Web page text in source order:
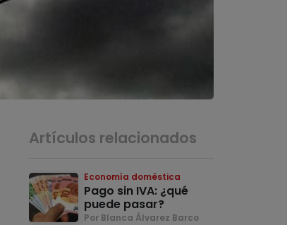
Artículos relacionados
Economía doméstica
Pago sin IVA: ¿qué
puede pasar?
Por Blanca Álvarez Barco